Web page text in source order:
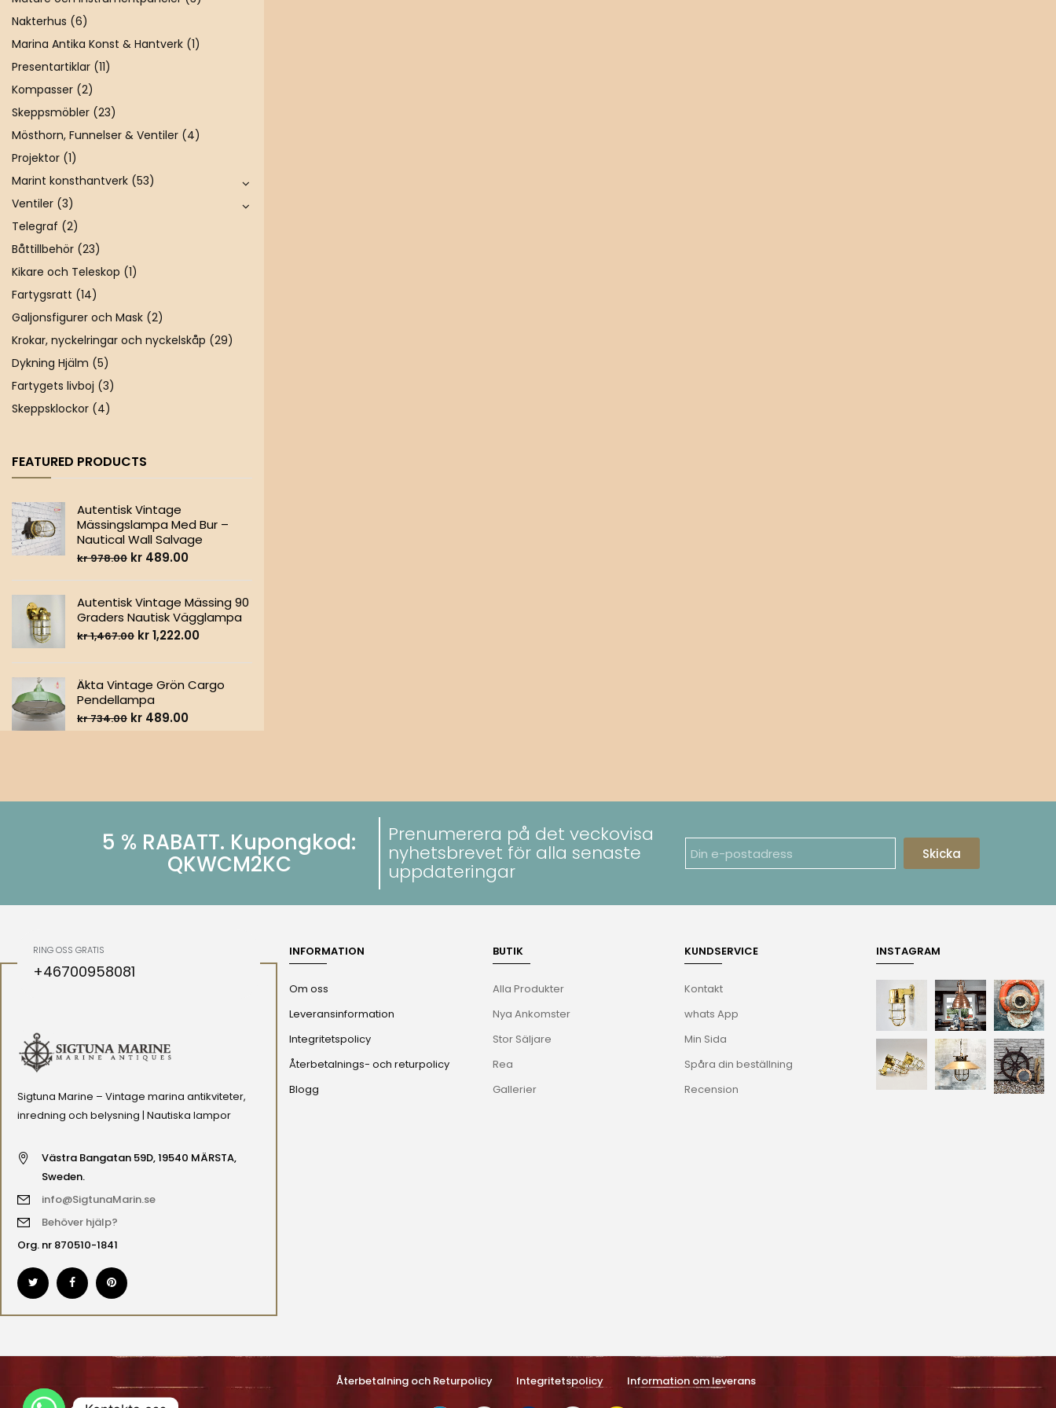
Nakterhus (6)
Marina Antika Konst & Hantverk (1)
Presentartiklar (11)
Kompasser (2)
Skeppsmöbler (23)
Mösthorn, Funnelser & Ventiler (4)
Projektor (1)
Marint konsthantverk (53)
Ventiler (3)
Telegraf (2)
Båttillbehör (23)
Kikare och Teleskop (1)
Fartygsratt (14)
Galjonsfigurer och Mask (2)
Krokar, nyckelringar och nyckelskåp (29)
Dykning Hjälm (5)
Fartygets livboj (3)
Skeppsklockor (4)
FEATURED PRODUCTS
Autentisk Vintage
Mässingslampa Med Bur –
Nautical Wall Salvage
kr978.00 kr 489.00
Autentisk Vintage Mässing 90
Graders Nautisk Vägglampa
kr1,467.00 kr1,222.00
Äkta Vintage Grön Cargo
Pendellampa
kr734.00 kr 489.00
5 % RABATT. Kupongkod:
QKWCM2KC
Prenumerera på det veckovisa
nyhetsbrevet för alla senaste
uppdateringar
Skicka
RING OSS GRATIS
+46700958081
Sigtuna Marine – Vintage marina antikviteter,
inredning och belysning | Nautiska lampor
Västra Bangatan 59D, 19540 MÄRSTA,
Sweden.
info@SigtunaMarin.se
Behöver hjälp?
Org. nr 870510-1841
INFORMATION
Om oss
Leveransinformation
Integritetspolicy
Återbetalnings- och returpolicy
Blogg
BUTIK
Alla Produkter
Nya Ankomster
Stor Säljare
Rea
Gallerier
KUNDSERVICE
Kontakt
whats App
Min Sida
Spåra din beställning
Recension
INSTAGRAM
Återbetalning och Returpolicy Integritetspolicy Information om leverans